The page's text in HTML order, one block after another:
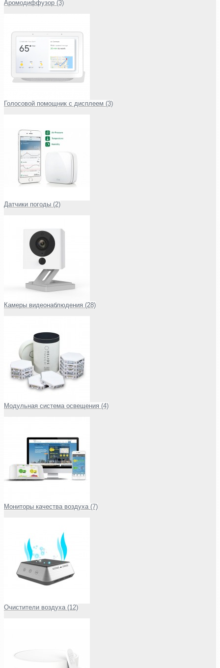
Аромодиффузор (3)
Голосовой помощник с дисплеем (3)
Датчики погоды (2)
Камеры видеонаблюдения (28)
Модульная система освещения (4)
Мониторы качества воздуха (7)
Очистители воздуха (12)